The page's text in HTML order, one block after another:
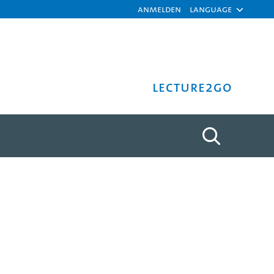
Anmelden Language
Lecture2Go